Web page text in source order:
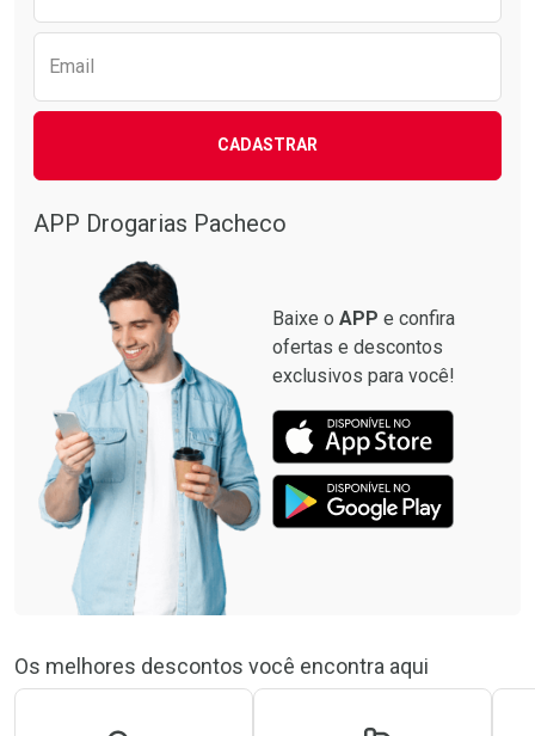
Email
CADASTRAR
APP Drogarias Pacheco
Baixe o APP e confira
ofertas e descontos
exclusivos para você!
Os melhores descontos você encontra aqui